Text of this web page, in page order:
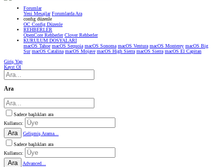
Forumlar
Yeni Mesajlar Forumlarda Ara
confıg düzenle
OC Config Düzenle
REHBERLER
OpenCore Rehberler Clover Rehberler
KURULUM DOSYALARI
macOS Tahoe macOS Sequoia macOS Sonoma macOS Ventura macOS Monterey macOS Big
Sur macOS Catalina macOS Mojave macOS High Sierra macOS Sierra macOS El Capitan
Giriş Yap
Kayıt Ol
Ara
Sadece başlıkları ara
Kullanıcı:
Ara
Gelişmiş Arama...
Sadece başlıkları ara
Kullanıcı:
Ara
Advanced...